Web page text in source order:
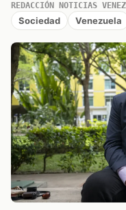
REDACCIÓN NOTICIAS
Sociedad Venezuela